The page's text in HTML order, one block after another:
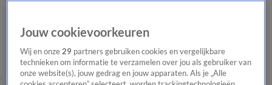
Jouw cookievoorkeuren
Wij en onze29 partners gebruiken cookies en vergelijkbare
technieken om informatie te verzamelen over jou als gebruiker van
onze website(s), jouw gedrag en jouw apparaten. Als je „Alle